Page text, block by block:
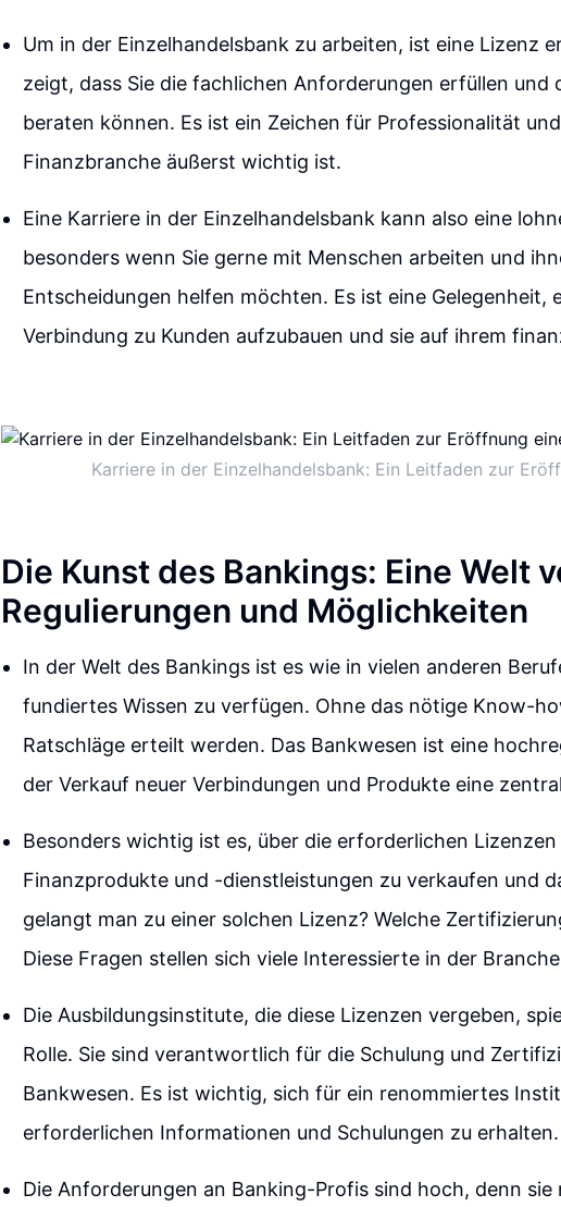
Um in der Einzelhandelsbank zu arbeiten, ist eine Lizenz
zeigt, dass Sie die fachlichen Anforderungen erfüllen und
beraten können. Es ist ein Zeichen für Professionalität
Finanzbranche äußerst wichtig ist.
Eine Karriere in der Einzelhandelsbank kann also eine
besonders wenn Sie gerne mit Menschen arbeiten und
Entscheidungen helfen möchten. Es ist eine Gelegenheit,
Verbindung zu Kunden aufzubauen und sie auf ihrem
Karriere in der Einzelhandelsbank: Ein Leitfaden zur
Die Kunst des Bankings: Eine Welt
Regulierungen und Möglichkeiten
In der Welt des Bankings ist es wie in vielen anderen
fundiertes Wissen zu verfügen. Ohne das nötige Know-
Ratschläge erteilt werden. Das Bankwesen ist eine
der Verkauf neuer Verbindungen und Produkte eine
Besonders wichtig ist es, über die erforderlichen
Finanzprodukte und -dienstleistungen zu verkaufen und
gelangt man zu einer solchen Lizenz? Welche
Diese Fragen stellen sich viele Interessierte in der
Die Ausbildungsinstitute, die diese Lizenzen vergeben,
Rolle. Sie sind verantwortlich für die Schulung und
Bankwesen. Es ist wichtig, sich für ein renommiertes
erforderlichen Informationen und Schulungen zu erhalten.
Die Anforderungen an Banking-Profis sind hoch, denn sie